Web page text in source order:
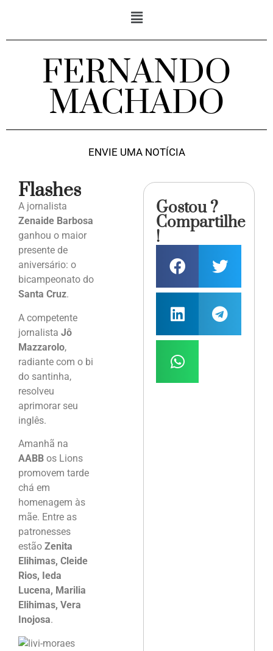
FERNANDO
MACHADO
ENVIE UMA NOTÍCIA
Flashes
A jornalista
Zenaide Barbosa
ganhou o maior
presente de
aniversário: o
bicampeonato do
Santa Cruz.
A competente
jornalista Jô
Mazzarolo,
radiante com o bi
do santinha,
resolveu
aprimorar seu
inglês.
Amanhã na
AABB os Lions
promovem tarde
chá em
homenagem às
mãe. Entre as
patronesses
estão Zenita
Elihimas, Cleide
Rios, Ieda
Lucena, Marilia
Elihimas, Vera
Inojosa.
Gostou ?
Compartilhe
!